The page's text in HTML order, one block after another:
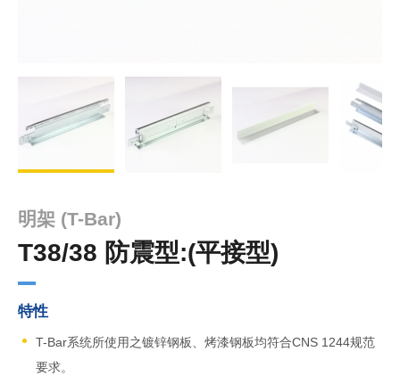
明架 (T-Bar)
T38/38 防震型:(平接型)
特性
T-Bar系统所使用之镀锌钢板、烤漆钢板均符合CNS 1244规范
要求。